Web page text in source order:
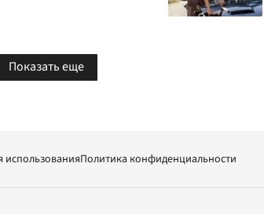
Показать еще
использованияПолитика конфиденциальности